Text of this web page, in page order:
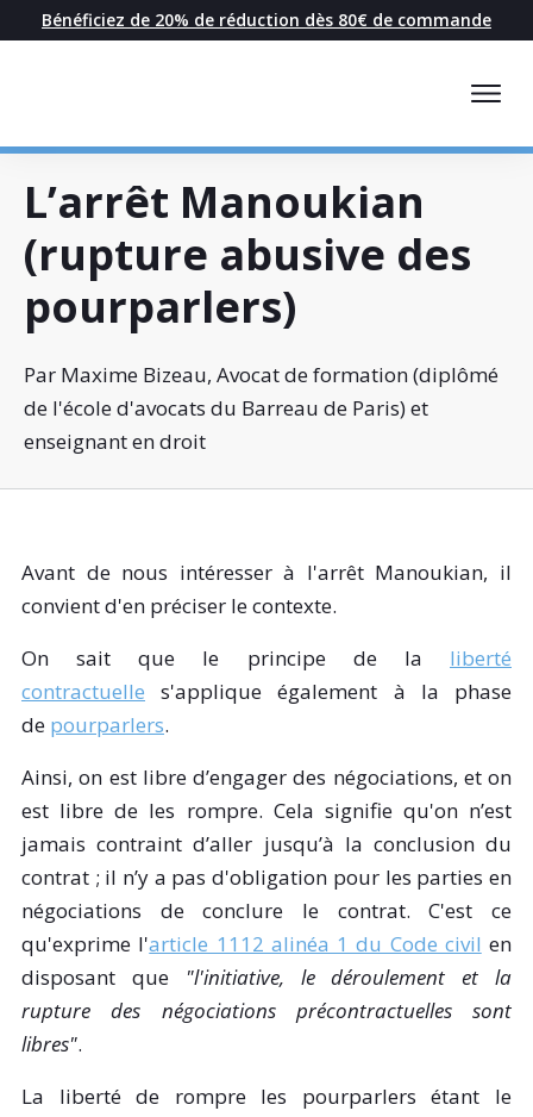
Bénéficiez de 20% de réduction dès 80€ de commande
L’arrêt Manoukian
(rupture abusive des
pourparlers)
Par Maxime Bizeau, Avocat de formation (diplômé
de l'école d'avocats du Barreau de Paris) et
enseignant en droit
Avant de nous intéresser à l'arrêt Manoukian, il
convient d'en préciser le contexte.
On sait que le principe de la liberté
contractuelle s'applique également à la phase
de pourparlers.
Ainsi, on est libre d’engager des négociations, et on
est libre de les rompre. Cela signifie qu'on n’est
jamais contraint d’aller jusqu’à la conclusion du
contrat ; il n’y a pas d'obligation pour les parties en
négociations de conclure le contrat. C'est ce
qu'exprime l'article 1112 alinéa 1 du Code civil en
disposant que
"l'initiative, le déroulement et la
rupture des négociations précontractuelles sont
libres".
La liberté de rompre les pourparlers étant le